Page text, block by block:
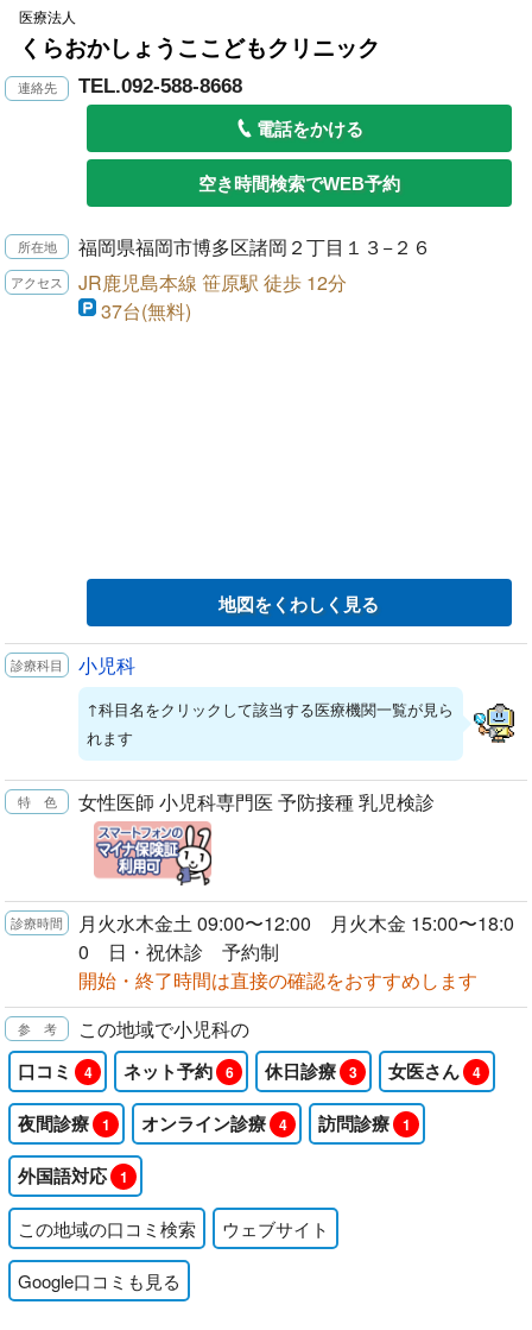
医療法人
くらおかしょうここどもクリニック
TEL.092-588-8668
電話をかける
空き時間検索でWEB予約
福岡県福岡市博多区諸岡２丁目１３−２６
JR鹿児島本線 笹原駅 徒歩 12分
37台(無料)
地図をくわしく見る
小児科
↑科目名をクリックして該当する医療機関一覧が見ら
れます
女性医師 小児科専門医 予防接種 乳児検診
月火水木金土 09:00〜12:00 月火木金 15:00〜18:0
0 日・祝休診 予約制
開始・終了時間は直接の確認をおすすめします
この地域で小児科の
口コミ 4 ネット予約 6 休日診療 3 女医さん 4
夜間診療 1 オンライン診療 4 訪問診療 1
外国語対応 1
この地域の口コミ検索 ウェブサイト
Google口コミも見る